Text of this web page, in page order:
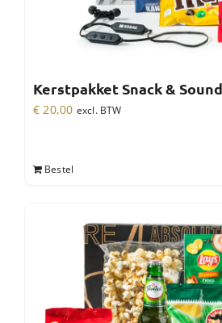
Kerstpakket Snack & Sound
€ 20,00 excl. BTW
Bestel